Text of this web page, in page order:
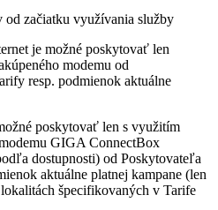
od začiatku využívania služby
je možné poskytovať len
modemu od
resp. podmienok aktuálne
poskytovať len s využitím
GIGA ConnectBox
dostupnosti) od Poskytovateľa
aktuálne platnej kampane (len
špecifikovaných v Tarife